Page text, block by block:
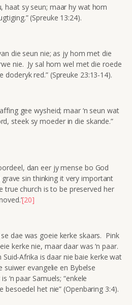
haat sy seun; maar hy wat hom
(Spreuke 13:24).
die seun nie; as jy hom met die
nie. Jy sal hom wel met die roede
doderyk red.” (Spreuke 23:13-14).
gee wysheid; maar ‘n seun wat
steek sy moeder in die skande.”
dan eer jy mense bo God
grave sin thinking it very important
true church is to be preserved her
[20]
dae was goeie kerke skaars. Pink
kerke nie, maar daar was ‘n paar.
Afrika is daar nie baie kerke wat
suiwer evangelie en Bybelse
‘n paar Samuels; “enkele
besoedel het nie” (Openbaring 3:4).